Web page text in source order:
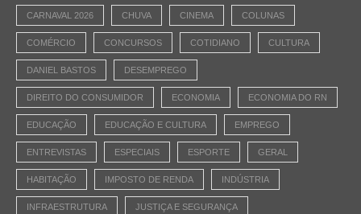
CARNAVAL 2026 CHUVA CINEMA COLUNAS
COMÉRCIO CONCURSOS COTIDIANO CULTURA
DANIEL BASTOS DESEMPREGO
DIREITO DO CONSUMIDOR ECONOMIA ECONOMIA DO RN
EDUCAÇÃO EDUCAÇÃO E CULTURA EMPREGO
ENTREVISTAS ESPECIAIS ESPORTE GERAL
HABITAÇÃO IMPOSTO DE RENDA INDÚSTRIA
INFRAESTRUTURA JUSTIÇA E SEGURANÇA